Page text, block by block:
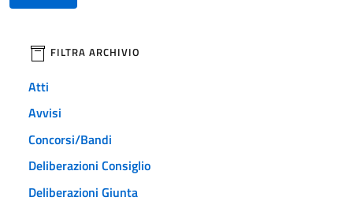
filtri da applicare
FILTRA ARCHIVIO
Atti
Avvisi
Concorsi/Bandi
Deliberazioni Consiglio
Deliberazioni Giunta